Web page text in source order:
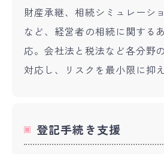
財産承継、相続シミュレーシ
など、経営者の相続に関する
応。会社法と税法など各分野
対応し、リスクを最小限に抑え
登記手続き支援